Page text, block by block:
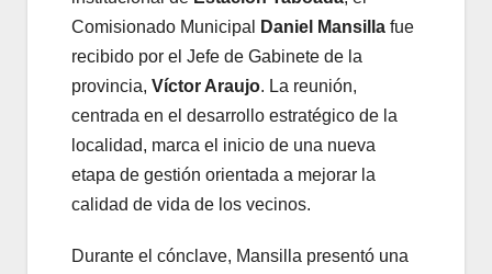
Comisionado Municipal
Daniel Mansilla fue
recibido por el Jefe de Gabinete de la
provincia, Víctor Araujo. La reunión,
centrada en el desarrollo estratégico de la
localidad, marca el inicio de una nueva
etapa de gestión orientada a mejorar la
calidad de vida de los vecinos.
Durante el cónclave, Mansilla presentó una